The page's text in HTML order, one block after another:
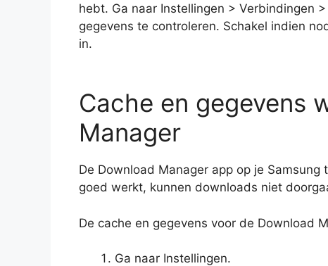
hebt. Ga naar Instellingen > Verbindingen
gegevens te controleren. Schakel indien
in.
Cache en gegevens
Manager
De Download Manager app op je
goed werkt, kunnen downloads niet
De cache en gegevens voor de Download
Ga naar Instellingen.